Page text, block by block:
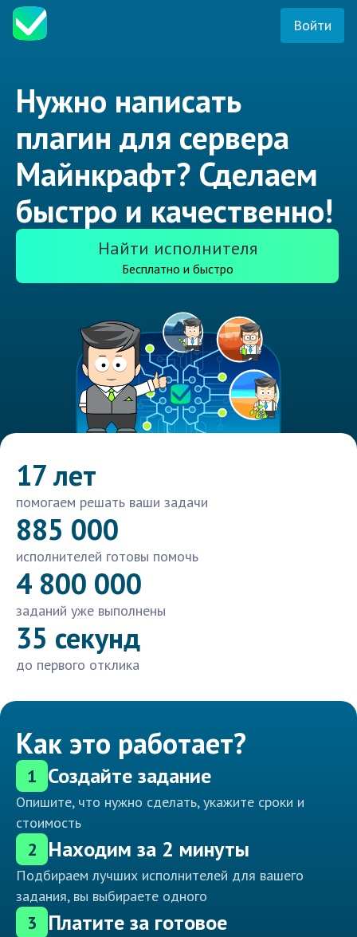
Войти
Нужно написать
плагин для сервера
Майнкрафт? Сделаем
быстро и качественно!
Найти исполнителя
Бесплатно и быстро
17 лет
помогаем решать ваши задачи
885 000
исполнителей готовы помочь
4 800 000
заданий уже выполнены
35 секунд
до первого отклика
Как это работает?
1 Создайте задание
Опишите, что нужно сделать, укажите сроки и
стоимость
2 Находим за 2 минуты
Подбираем лучших исполнителей для вашего
задания, вы выбираете одного
3 Платите за готовое